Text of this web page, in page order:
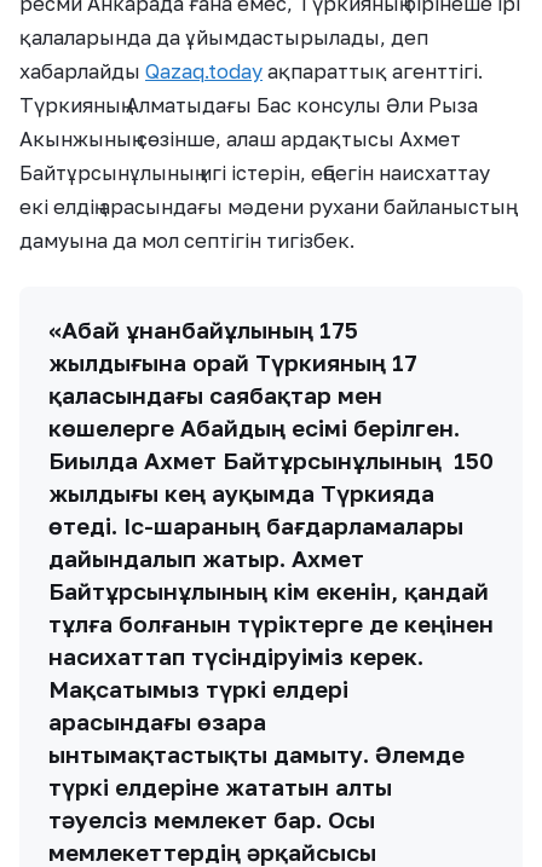
қалаларында да ұйымдастырылады, деп
хабарлайды Qazaq.today ақпараттық агенттігі.
Түркияның Алматыдағы Бас консулы Әли Рыза
Акынжының сөзінше, алаш ардақтысы Ахмет
Байтұрсынұлының игі істерін, еңбегін наисхаттау
екі елдің арасындағы мәдени рухани байланыстың
дамуына да мол септігін тигізбек.
«Абай Құнанбайұлының 175
жылдығына орай Түркияның 17
қаласындағы саябақтар мен
көшелерге Абайдың есімі берілген.
Биылда Ахмет Байтұрсынұлының 150
жылдығы кең ауқымда Түркияда
өтеді. Іс-шараның бағдарламалары
дайындалып жатыр. Ахмет
Байтұрсынұлының кім екенін, қандай
тұлға болғанын түріктерге де кеңінен
насихаттап түсіндіруіміз керек.
Мақсатымыз түркі елдері
арасындағы өзара
ынтымақтастықты дамыту. Әлемде
түркі елдеріне жататын алты
тәуелсіз мемлекет бар. Осы
мемлекеттердің әрқайсысы